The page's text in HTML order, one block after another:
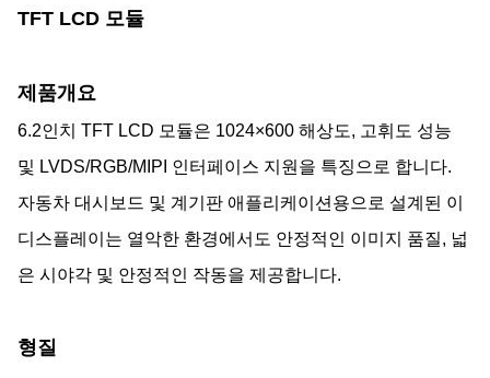
TFT LCD 모듈
제품개요
6.2인치 TFT LCD 모듈은 1024×600 해상도, 고휘도 성능
및 LVDS/RGB/MIPI 인터페이스 지원을 특징으로 합니다.
자동차 대시보드 및 계기판 애플리케이션용으로 설계된 이
디스플레이는 열악한 환경에서도 안정적인 이미지 품질, 넓
은 시야각 및 안정적인 작동을 제공합니다.
형질